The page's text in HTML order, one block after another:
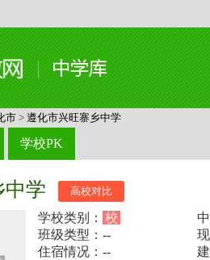
市 > 遵化市兴旺寨乡中学
学校PK
中学 高校对比
学校类别： 校
班级类型：--
住宿情况：--